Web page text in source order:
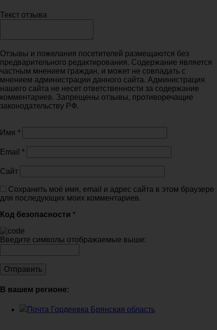
Текст отзыва
Отзывы и пожелания посетителей размещаются без
предварительного редактирования. Содержание является
частным мнением граждан, и может не совпадать с
мнением администрации данного сайта. Администрация
нашего сайта не несет ответственности за содержание
комментариев. Запрещены отзывы, противоречащие
законодательству РФ.
Имя *
Email *
Сайт
Сохранить моё имя, email и адрес сайта в этом браузере
для последующих моих комментариев.
Код безопасности *
Введите символы отображаемые выше:
В вашем регионе:
Почта Гордеевка Брянская область